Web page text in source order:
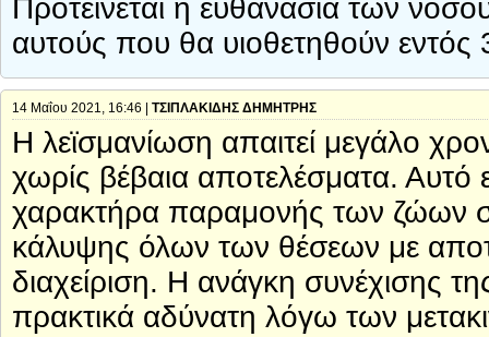
Προτείνεται η ευθανασία των
αυτούς που θα υιοθετηθούν
14 Μαΐου 2021, 16:46 | ΤΣΙΠΛΑΚΙΔΗΣ ΔΗΜΗΤΡΗΣ
Η λεϊσμανίωση απαιτεί μεγάλο
χωρίς βέβαια αποτελέσματα. Αυτό
χαρακτήρα παραμονής των ζώων
κάλυψης όλων των θέσεων με
διαχείριση. Η ανάγκη συνέχισης
πρακτικά αδύνατη λόγω των